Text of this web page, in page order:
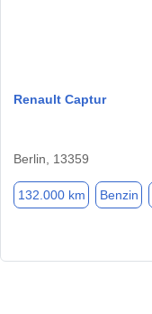
Renault Captur
Berlin, 13359
132.000 km Benzin